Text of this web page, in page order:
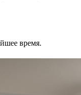
время.